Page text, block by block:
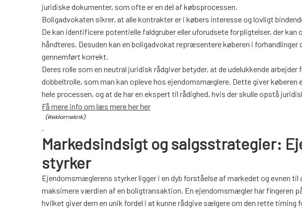
juridiske dokumenter, som ofte er en del af købsprocessen.
Boligadvokaten sikrer, at alle kontrakter er i købers interesse og lovligt
De kan identificere potentielle faldgruber eller uforudsete forpligtelser, der
håndteres. Desuden kan en boligadvokat repræsentere køberen i
gennemført korrekt.
Deres rolle som en neutral juridisk rådgiver betyder, at de udelukkende
dobbeltrolle, som man kan opleve hos ejendomsmæglere. Dette giver køberen
hele processen, og at de har en ekspert til rådighed, hvis der skulle opstå
Få mere info om læs mere her her
.
Markedsindsigt og salgsstrategier:
styrker
Ejendomsmæglerens styrker ligger i en dyb forståelse af markedet og evnen
maksimere værdien af en boligtransaktion. En ejendomsmægler har fingeren
hvilket giver dem en unik fordel i at kunne rådgive sælgere om den rette